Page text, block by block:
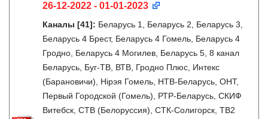
26-12-2022 - 01-01-2023
Каналы [41]: Беларусь 1, Беларусь 2, Беларусь 3,
Беларусь 4 Брест, Беларусь 4 Гомель, Беларусь 4
Гродно, Беларусь 4 Могилев, Беларусь 5, 8 канал
Беларусь, Буг-ТВ, ВТВ, Гродно Плюс, Интекс
(Барановичи), Нiрэя Гомель, НТВ-Беларусь, ОНТ,
Первый Городской (Гомель), РТР-Беларусь, СКИФ
Витебск, СТВ (Белоруссия), СТК-Солигорск, ТВ2